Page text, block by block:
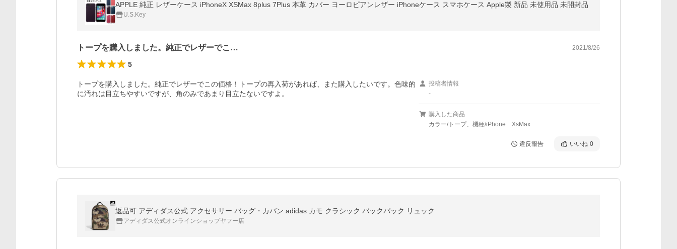
APPLE 純正 レザーケース iPhoneX XSMax 8plus 7Plus 本革 カバー ヨーロピアンレザー iPhoneケース スマホケース Apple製 新品 未使用品 未開封品
U.S.Key
トープを購入しました。純正でレザーでこ… 2021/8/26
5
トープを購入しました。純正でレザーでこの価格！トープの再入荷があれば、また購入したいです。色味的
に汚れは目立ちやすいですが、角のみであまり目立たないですよ。
投稿者情報
-
購入した商品
カラー/トープ、機種/iPhone XsMax
違反報告 いいね 0
返品可 アディダス公式 アクセサリー バッグ・カバン adidas カモ クラシック バックパック リュック
アディダス公式オンラインショップヤフー店